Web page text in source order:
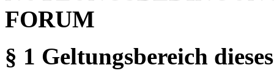
FORUM
§ 1 Geltungsbereich